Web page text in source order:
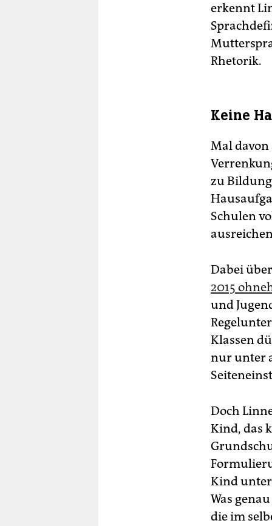
erkennt
Rhetorik.
Keine
Mal davon
zu
Schulen
Dabei
2015
und
Klassen
nur unter
Doch
Kind, das
Kind
Was
die im